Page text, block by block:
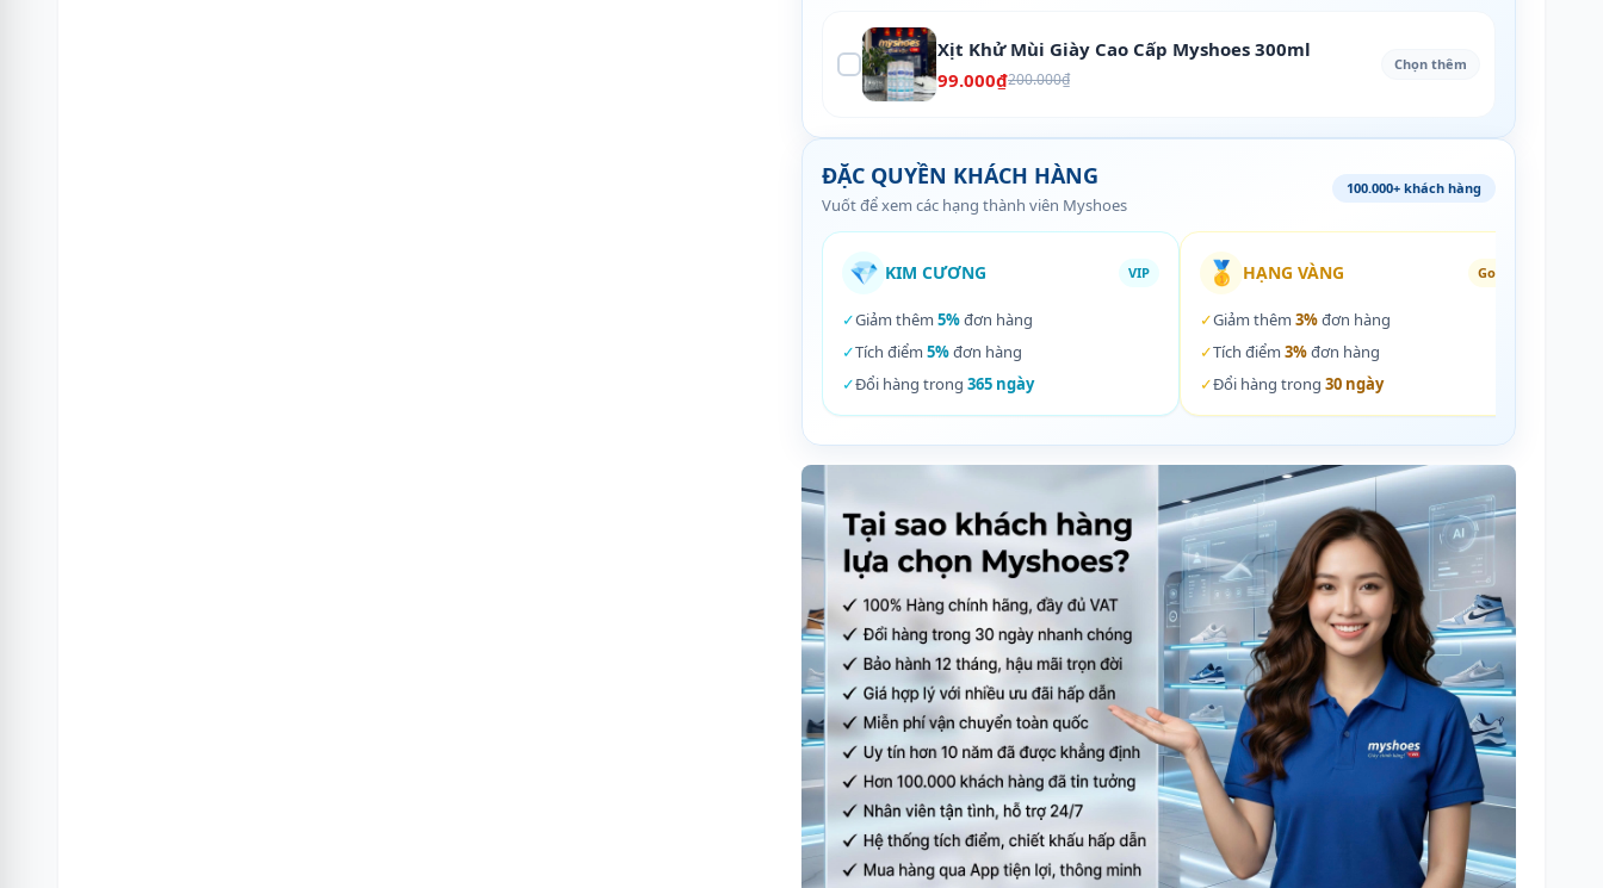
Xịt Khử Mùi Giày Cao Cấp Myshoes 300ml
99.000₫200.000₫
Chọn thêm
ĐẶC QUYỀN KHÁCH HÀNG
Vuốt để xem các hạng thành viên Myshoes
100.000+ khách hàng
💎 KIM CƯƠNG VIP
✓Giảm thêm 5%đơn hàng
✓Tích điểm 5%đơn hàng
✓Đổi hàng trong 365 ngày
🥇 HẠNG VÀNG Gold
✓Giảm thêm 3%đơn hàng
✓Tích điểm 3%đơn hàng
✓Đổi hàng trong 30 ngày